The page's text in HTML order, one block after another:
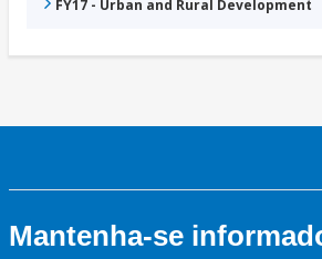
FY17 - Urban and Rural Development
Mantenha-se